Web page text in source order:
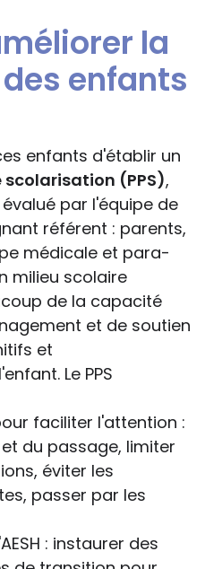
la
enfants
enfants d'établir un
(PPS),
par l'équipe de
référent : parents,
médicale et para-
milieu scolaire
de la capacité
et de soutien
et
Le PPS
faciliter l'attention :
du passage, limiter
éviter les
passer par les
: instaurer des